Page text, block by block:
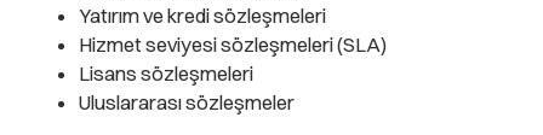
Yatırım ve kredi sözleşmeleri
Hizmet seviyesi sözleşmeleri (SLA)
Lisans sözleşmeleri
Uluslararası sözleşmeler